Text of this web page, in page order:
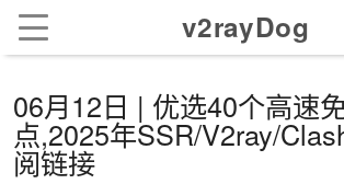
v2rayDog
06月12日 | 优选40个高速
点,2025年SSR/V2ray/
阅链接